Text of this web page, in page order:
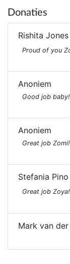
Donaties
Rishita Jones
Proud of you
Anoniem
Good job baby!
Anoniem
Great job Zomi!
Stefania Pino
Great job Zoya!
Mark van der